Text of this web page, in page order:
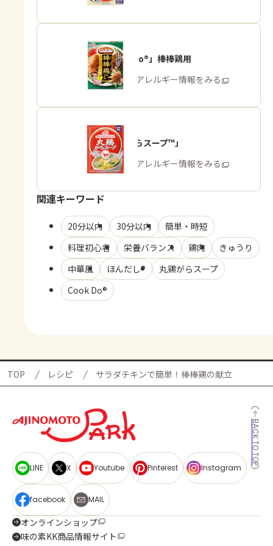
「Cook Do®」棒棒鶏用
商品・アレルギー情報をみる
「丸鶏がらスープ™」
商品・アレルギー情報をみる
関連キーワード
20分以内 30分以内
簡単・時短
料理初心者
栄養バランス 鶏肉
きゅうり
中華風
ほんだし®
丸鶏がらスープ
Cook Do®
TOP レシピ サラダチキンで簡単！棒棒鶏の献立
BACK TO TOP
LINE X Youtube Pinterest Instagram
facebook MAIL
オンラインショップ
味の素KK商品情報サイト